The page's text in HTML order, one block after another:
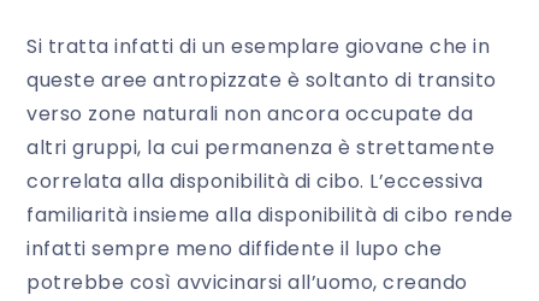
Si tratta infatti di un esemplare giovane che in
queste aree antropizzate è soltanto di transito
verso zone naturali non ancora occupate da
altri gruppi, la cui permanenza è strettamente
correlata alla disponibilità di cibo. L’eccessiva
familiarità insieme alla disponibilità di cibo rende
infatti sempre meno diffidente il lupo che
potrebbe così avvicinarsi all’uomo, creando